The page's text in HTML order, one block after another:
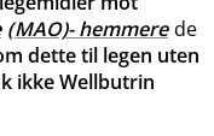
(MAO)- hemmere de
dette til legen uten
ikke Wellbutrin